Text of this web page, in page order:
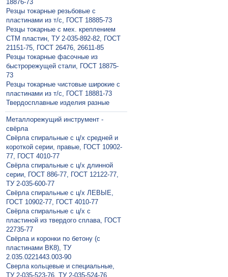
18876-73
Резцы токарные резьбовые с
пластинами из т/с, ГОСТ 18885-73
Резцы токарные с мех. креплением
СТМ пластин, ТУ 2-035-892-82, ГОСТ
21151-75, ГОСТ 26476, 26611-85
Резцы токарные фасочные из
быстрорежущей стали, ГОСТ 18875-
73
Резцы токарные чистовые широкие с
пластинами из т/с, ГОСТ 18881-73
Твердосплавные изделия разные
Металлорежущий инструмент -
свёрла
Свёрла спиральные с ц/х средней и
короткой серии, правые, ГОСТ 10902-
77, ГОСТ 4010-77
Свёрла спиральные с ц/х длинной
серии, ГОСТ 886-77, ГОСТ 12122-77,
ТУ 2-035-600-77
Свёрла спиральные с ц/х ЛЕВЫЕ,
ГОСТ 10902-77, ГОСТ 4010-77
Свёрла спиральные с ц/х с
пластиной из твердого сплава, ГОСТ
22735-77
Свёрла и коронки по бетону (с
пластинами ВК8), ТУ
2.035.0221443.003-90
Сверла кольцевые и специальные,
ТУ 2-035-523-76, ТУ 2-035-524-76